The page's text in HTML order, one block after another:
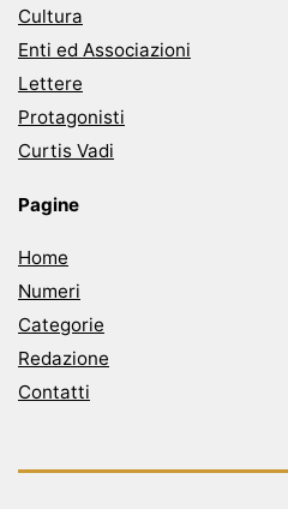
Cultura
Enti ed Associazioni
Lettere
Protagonisti
Curtis Vadi
Pagine
Home
Numeri
Categorie
Redazione
Contatti